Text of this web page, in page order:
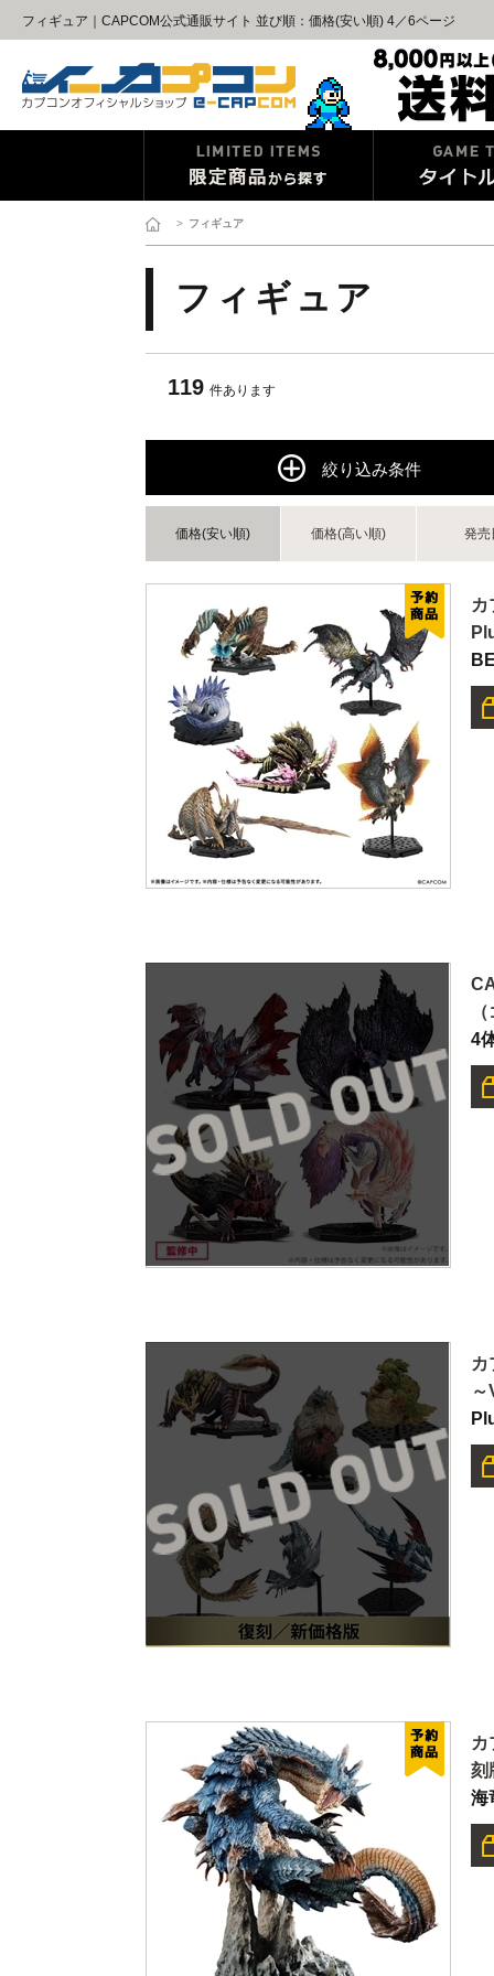
フィギュア｜CAPCOM公式通販サイト 並び順：価格(安い順) 4／6ページ
> フィギュア
フィギュア
119 件あります
絞り込み条件
価格(安い順) 価格(高い順) 発売
4
カ
刻
海